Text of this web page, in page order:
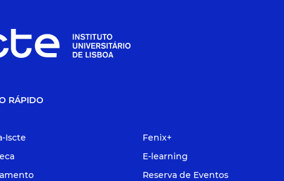
RÁPIDO
Iscte
Fenix+
E-learning
Reserva de Eventos